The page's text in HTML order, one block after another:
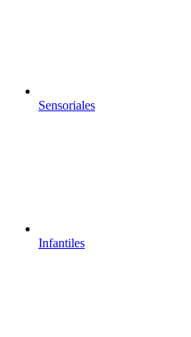
Sensoriales
Infantiles